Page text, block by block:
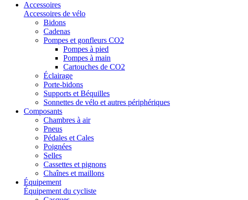
Accessoires
Accessoires de vélo
Bidons
Cadenas
Pompes et gonfleurs CO2
Pompes à pied
Pompes à main
Cartouches de CO2
Éclairage
Porte-bidons
Supports et Béquilles
Sonnettes de vélo et autres périphériques
Composants
Chambres à air
Pneus
Pédales et Cales
Poignées
Selles
Cassettes et pignons
Chaînes et maillons
Équipement
Équipement du cycliste